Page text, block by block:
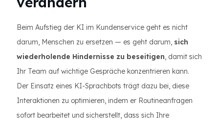
Beim Aufstieg der KI im Kundenservice geht es nicht
darum, Menschen zu ersetzen — es geht darum, sich
wiederholende Hindernisse zu beseitigen, damit sich
Ihr Team auf wichtige Gespräche konzentrieren kann.
Der Einsatz eines KI-Sprachbots trägt dazu bei, diese
Interaktionen zu optimieren, indem er Routineanfragen
sofort bearbeitet und sicherstellt, dass sich Ihre